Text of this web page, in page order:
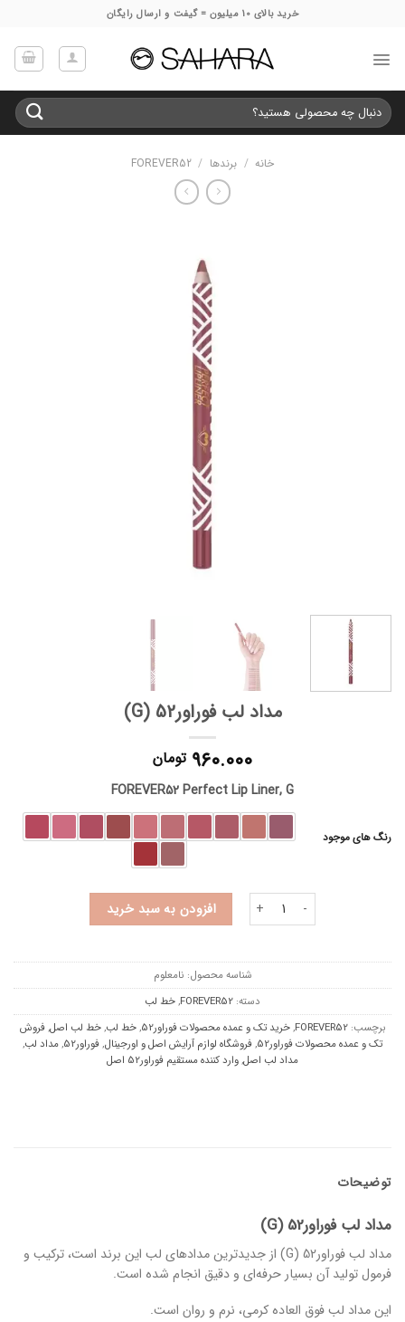
خرید بالای 10 میلیون = گیفت و ارسال رایگان
جستجو
برای:
خانه / برندها /
FOREVER52
مداد لب فوراور52 (G)
۹۶۰.۰۰۰ تومان
FOREVER52 Perfect Lip Liner, G
رنگ های موجود
مداد لب فوراور52 (G) عدد افزودن به سبد خرید
شناسه محصول: نامعلوم
دسته: FOREVER52
,خط لب
برچسب:FOREVER52
,خرید تک و عمده محصولات فوراور52 ,خط لب,خط لب اصل, فروش
تک و عمده محصولات فوراور52
, فروشگاه لوازم آرایش اصل و اورجینال, فوراور52 ,مداد لب,
مداد لب اصل,وارد کننده مستقیم فوراور52 اصل
توضیحات
مداد لب فوراور52 (G)
مداد لب فوراور52 (G) از جدیدترین مدادهای لب این برند است، ترکیب و
فرمول تولید آن بسیار حرفه‌ای و دقیق انجام شده است.
این مداد لب فوق العاده کرمی، نرم و روان است.